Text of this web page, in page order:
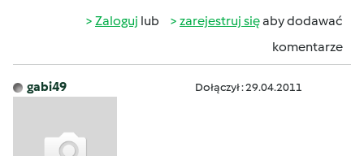
Zaloguj lub zarejestruj sięaby dodawać
komentarze
gabi49 Dołączył : 29.04.2011